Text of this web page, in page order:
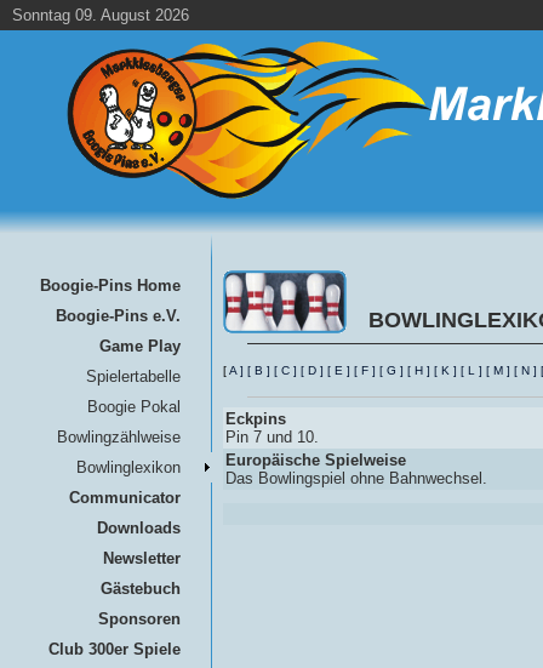
Sonntag 09. August 2026
Boogie-Pins Home
Boogie-Pins e.V.
Game Play
Spielertabelle
Boogie Pokal
Bowlingzählweise
Bowlinglexikon
Communicator
Downloads
Newsletter
Gästebuch
Sponsoren
Club 300er Spiele
[A ] [ B ] [ C ] [ D ] [ E ] [ F ] [ G ] [ H ] [ K ] [ L ] [ M ] [ N ]
Eckpins
Pin 7 und 10.
Europäische Spielweise
Das Bowlingspiel ohne Bahnwechsel.